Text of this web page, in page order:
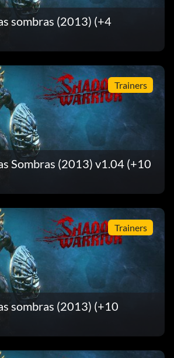
sombras (2013) (+4
Trainers
Sombras (2013) v1.04 (+10
Trainers
sombras (2013) (+10